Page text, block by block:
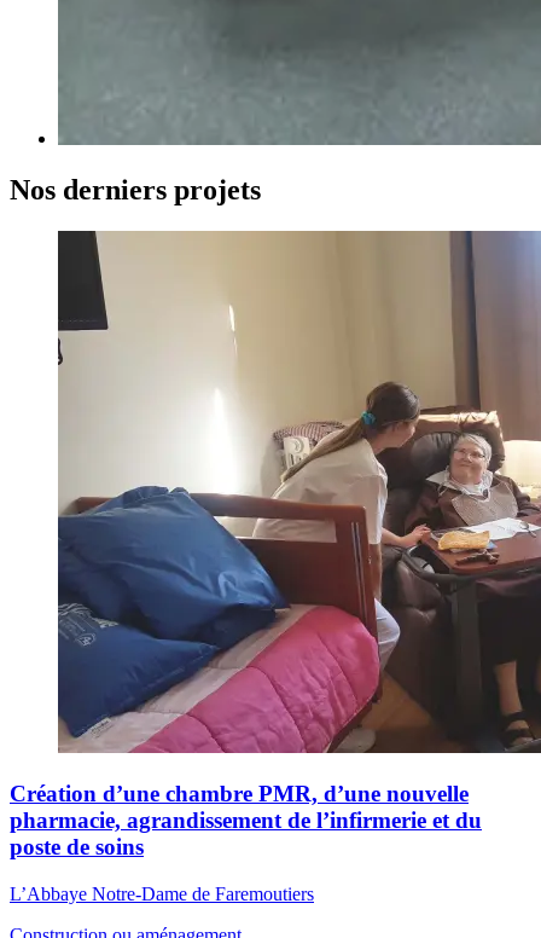
Nos derniers projets
Création d’une chambre PMR, d’une nouvelle
pharmacie, agrandissement de l’infirmerie et du
poste de soins
L’Abbaye Notre-Dame de Faremoutiers